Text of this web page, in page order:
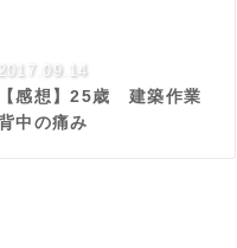
感想】25歳 建築作業
中の痛み